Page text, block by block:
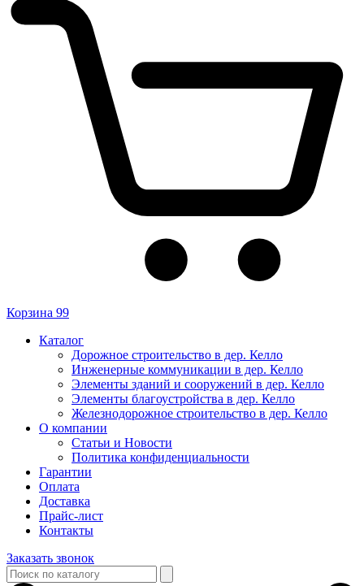
Корзина 99
Каталог
Дорожное строительство в дер. Келло
Инженерные коммуникации в дер. Келло
Элементы зданий и сооружений в дер. Келло
Элементы благоустройства в дер. Келло
Железнодорожное строительство в дер. Келло
О компании
Статьи и Новости
Политика конфиденциальности
Гарантии
Оплата
Доставка
Прайс-лист
Контакты
Заказать звонок